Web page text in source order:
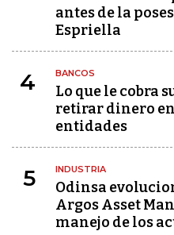
antes de la
Espriella
4 BANCOS
Lo que le cobra
retirar dinero
entidades
5 INDUSTRIA
Odinsa
Argos Asset
manejo de los